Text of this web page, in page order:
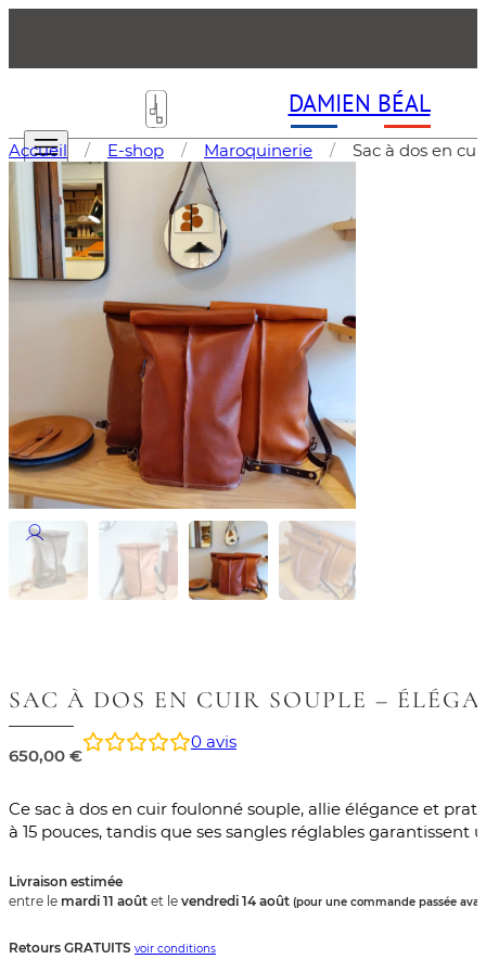
DAMIEN BÉAL
LA MANUFACTURE
E-SHOP
Les Sacs (Maroquinerie )
Accessoires & Petite Maroquinerie
Mobilier
Objets d'Art
Tableaux d'art Forme libre
LA GAZETTE
F.A.Q
CONTACT
Accueil / E-shop / Maroquinerie / Sac à dos en
SAC À DOS EN CUIR SOUPLE –
650,00 €
0 avis
Ce sac à dos en cuir foulonné souple, allie élégance et
à 15 pouces, tandis que ses sangles réglables
Livraison estimée
entre le mardi 11 août et le vendredi 14 août (pour une commande passée
Retours GRATUITS voir conditions